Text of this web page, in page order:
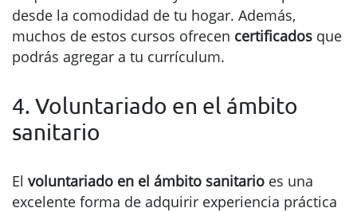
desde la comodidad de tu hogar. Además,
muchos de estos cursos ofrecen certificados que
podrás agregar a tu currículum.
4. Voluntariado en el ámbito
sanitario
El voluntariado en el ámbito sanitario es una
excelente forma de adquirir experiencia práctica